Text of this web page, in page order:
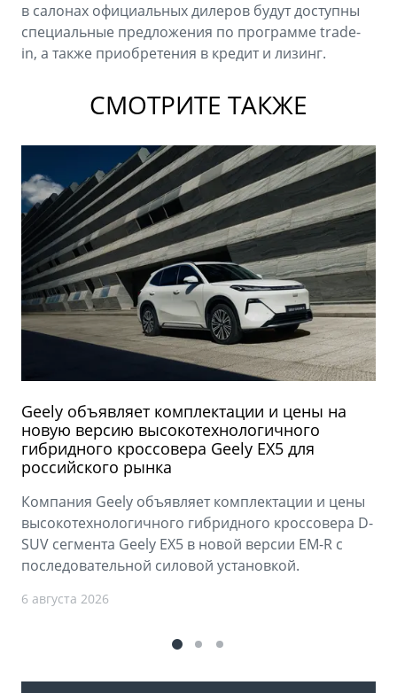
в салонах официальных дилеров будут доступны
специальные предложения по программе trade-
in, а также приобретения в кредит и лизинг.
СМОТРИТЕ ТАКЖЕ
Geely объявляет комплектации и цены на
новую версию высокотехнологичного
гибридного кроссовера Geely EX5 для
российского рынка
Компания Geely объявляет комплектации и цены
высокотехнологичного гибридного кроссовера D-
SUV сегмента Geely EX5 в новой версии EM-R с
последовательной силовой установкой.
6 августа 2026